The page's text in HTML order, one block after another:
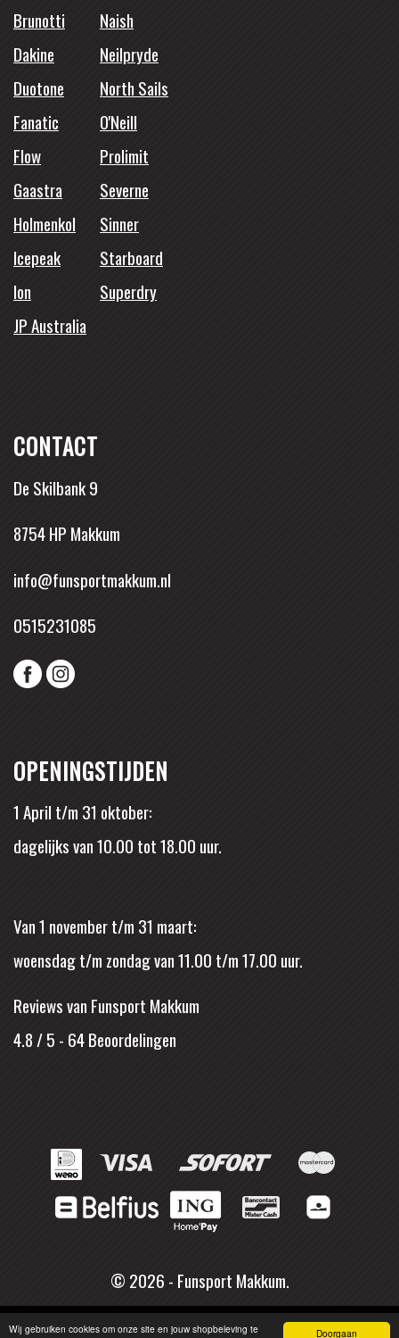
Doorgaan
Wij gebruiken cookies om onze site en jouw shopbeleving te
Brunotti
Naish
Dakine
Neilpryde
Duotone
North Sails
Fanatic
O'Neill
Flow
Prolimit
Gaastra
Severne
Holmenkol
Sinner
Icepeak
Starboard
Ion
Superdry
JP Australia
CONTACT
De Skilbank 9
8754 HP Makkum
info@funsportmakkum.nl
0515231085
OPENINGSTIJDEN
1 April t/m 31 oktober:
dagelijks van 10.00 tot 18.00 uur.
Van 1 november t/m 31 maart:
woensdag t/m zondag van 11.00 t/m 17.00 uur.
Reviews van Funsport Makkum
4.8 / 5 - 64Beoordelingen
© 2026 - Funsport Makkum.